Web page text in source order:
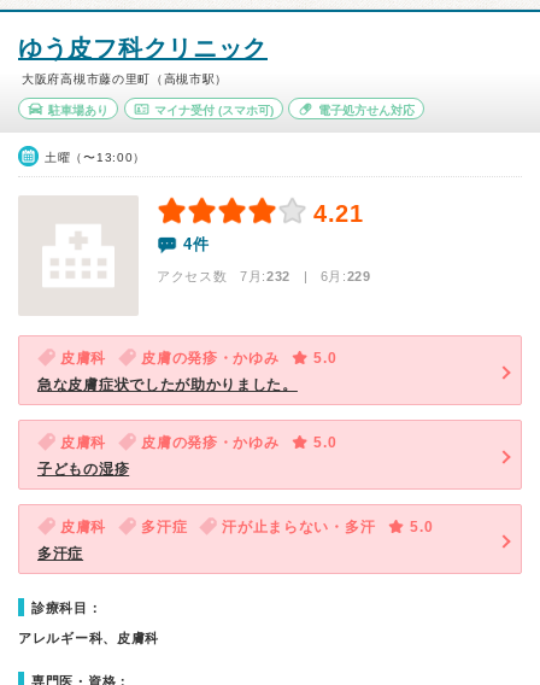
ゆう皮フ科クリニック
大阪府高槻市藤の里町（高槻市駅）
駐車場あり マイナ受付(スマホ可) 電子処方せん対応
土曜（〜13:00）
4.21
4件
アクセス数 7月:232 | 6月:229
皮膚科 皮膚の発疹・かゆみ
5.0
急な皮膚症状でしたが助かりました。
皮膚科 皮膚の発疹・かゆみ
5.0
子どもの湿疹
皮膚科 多汗症 汗が止まらない・多汗
5.0
多汗症
診療科目：
アレルギー科、皮膚科
専門医・資格：